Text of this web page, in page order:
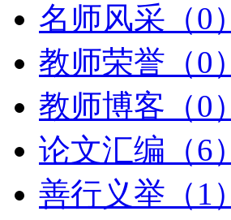
名师风采（0）
教师荣誉（0）
教师博客（0）
论文汇编（6）
善行义举（1）